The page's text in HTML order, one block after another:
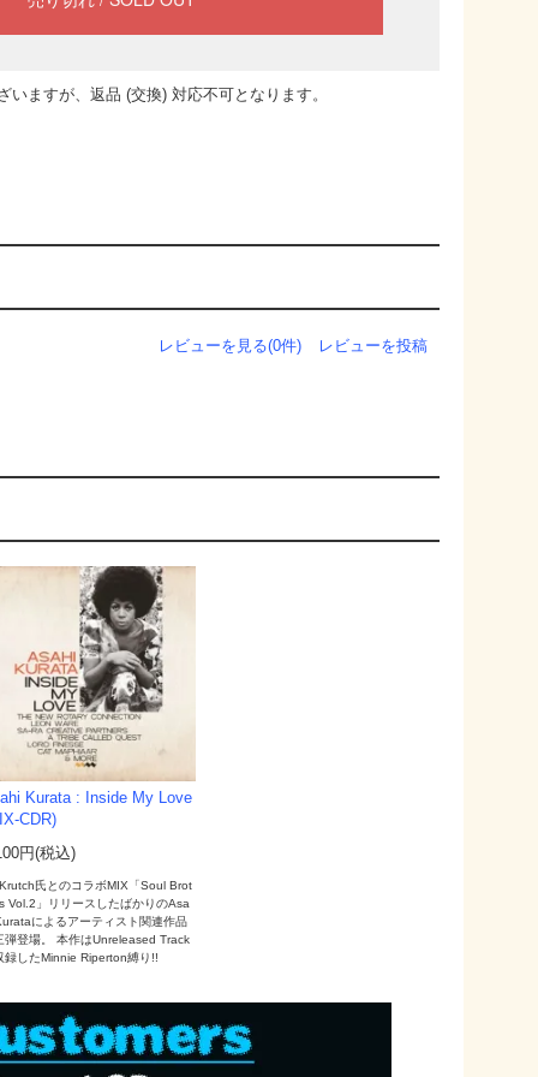
ますが、返品 (交換) 対応不可となります。
レビューを見る(0件) レビューを投稿
Kurata : Inside My Love
CDR)
円(税込)
氏とのコラボMIX「Soul Brot
Vol.2」リリースしたばかりのAsa
によるアーティスト関連作品
弾登場。 本作はUnreleased Track
録したMinnie Riperton縛り!!